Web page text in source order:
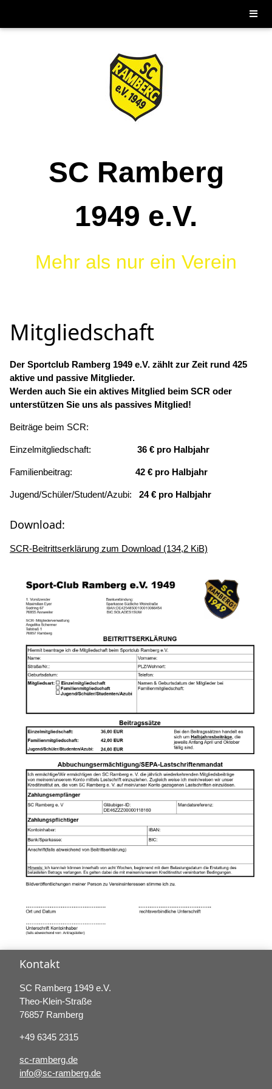
SC Ramberg
1949 e.V.
Mehr als nur ein Verein
Mitgliedschaft
Der Sportclub Ramberg 1949 e.V. zählt zur Zeit rund 425
aktive und passive Mitglieder.
Werden auch Sie ein aktives Mitglied beim SCR oder
unterstützen Sie uns als passives Mitglied!
Beiträge beim SCR:
Einzelmitgliedschaft: 36 € pro Halbjahr
Familienbeitrag: 42 € pro Halbjahr
Jugend/Schüler/Student/Azubi: 24 € pro Halbjahr
Download:
SCR-Beitrittserklärung zum Download (134,2 KiB)
Kontakt
SC Ramberg 1949 e.V.
Theo-Klein-Straße
76857 Ramberg
+49 6345 2315
sc-ramberg.de
info@sc-ramberg.de